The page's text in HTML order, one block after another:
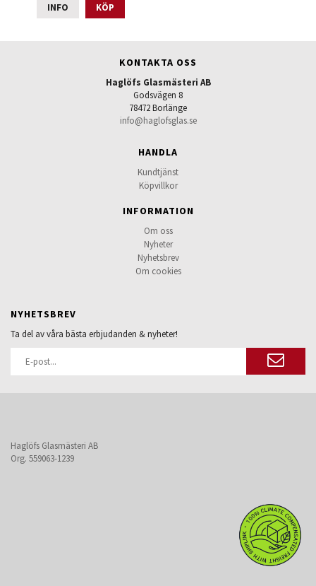
INFO KÖP
KONTAKTA OSS
Haglöfs Glasmästeri AB
Godsvägen 8
78472 Borlänge
info@haglofsglas.se
HANDLA
Kundtjänst
Köpvillkor
INFORMATION
Om oss
Nyheter
Nyhetsbrev
Om cookies
NYHETSBREV
Ta del av våra bästa erbjudanden & nyheter!
Haglöfs Glasmästeri AB
Org. 559063-1239